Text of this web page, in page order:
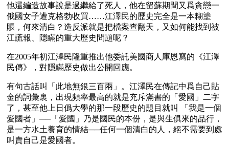
他還編造故事說是過繼給了死人，他在留蘇期間又爲貪戀一
俄國女子遭克格勃收買……江澤民的歷史完全是一本糊塗
賬，何來清白？造反派就是把檔案查翻天，又如何能找到被
江謊報、隱瞞的重大歷史問題呢？
在2005年初江澤民隆重推出他委託美國商人庫恩寫的《江澤
民傳》，對隱瞞歷史做出公開回應。
有句古話叫「此地無銀三百兩」。江澤民在傳記中爲自己貼
金的詞彙裏，出現頻率最高的就是充斥滿書的「愛國」二字
了，甚至他上日僞大學的那一段歷史的題目就叫 「我是一個
愛國者」──「愛國」乃是國民的本份，是與生俱來的品行，
是一方水土養育的情結──任何一個清白的人，絕不需要到處
叫賣自己是愛國者。